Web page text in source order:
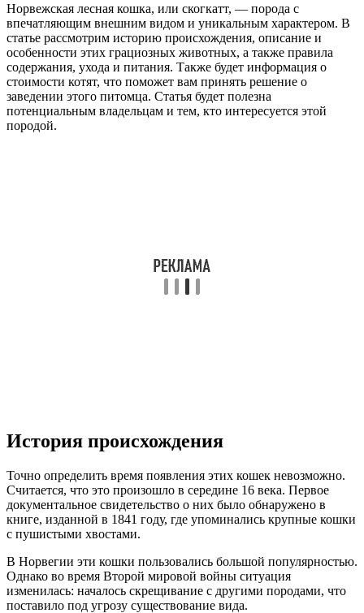
Норвежская лесная кошка, или скогкатт, — порода с
впечатляющим внешним видом и уникальным характером. В
статье рассмотрим историю происхождения, описание и
особенности этих грациозных животных, а также правила
содержания, ухода и питания. Также будет информация о
стоимости котят, что поможет вам принять решение о
заведении этого питомца. Статья будет полезна
потенциальным владельцам и тем, кто интересуется этой
породой.
История происхождения
Точно определить время появления этих кошек невозможно.
Считается, что это произошло в середине 16 века. Первое
документальное свидетельство о них было обнаружено в
книге, изданной в 1841 году, где упоминались крупные кошки
с пушистыми хвостами.
В Норвегии эти кошки пользовались большой популярностью.
Однако во время Второй мировой войны ситуация
изменилась: началось скрещивание с другими породами, что
поставило под угрозу существование вида.